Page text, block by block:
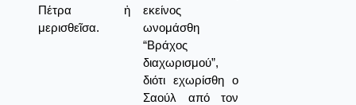
Πέτρα ἡ
μερισθεῖσα.
εκείνος
ωνομάσθη
“Βράχος
διαχωρισμού”,
διότι εχωρίσθη ο
Σαούλ από τον